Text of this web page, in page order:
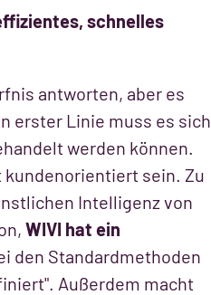
schnelles
antworten, aber es
erster Linie muss es sich
werden können.
kundenorientiert sein. Zu
Intelligenz von
WIVI hat ein
den Standardmethoden
Außerdem macht